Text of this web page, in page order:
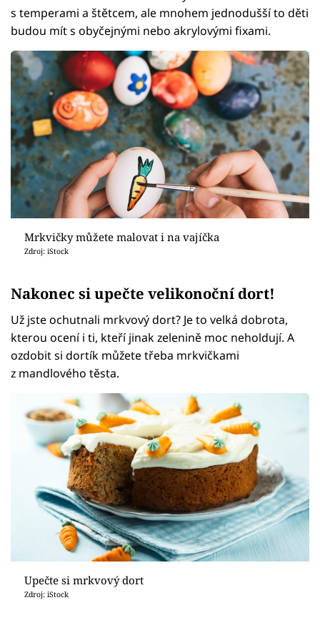
s temperami a štětcem, ale mnohem jednodušší to děti
budou mít s obyčejnými nebo akrylovými fixami.
Mrkvičky můžete malovat i na vajíčka
Zdroj: iStock
Nakonec si upečte velikonoční dort!
Už jste ochutnali mrkvový dort? Je to velká dobrota,
kterou ocení i ti, kteří jinak zelenině moc neholdují. A
ozdobit si dortík můžete třeba mrkvičkami
z mandlového těsta.
Upečte si mrkvový dort
Zdroj: iStock